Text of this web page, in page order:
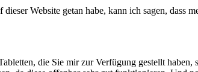
Website getan habe, kann ich sagen, dass
die Sie mir zur Verfügung gestellt